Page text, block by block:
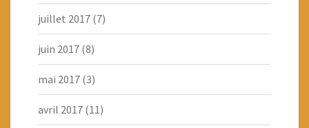
juillet 2017 (7)
juin 2017 (8)
mai 2017 (3)
avril 2017 (11)